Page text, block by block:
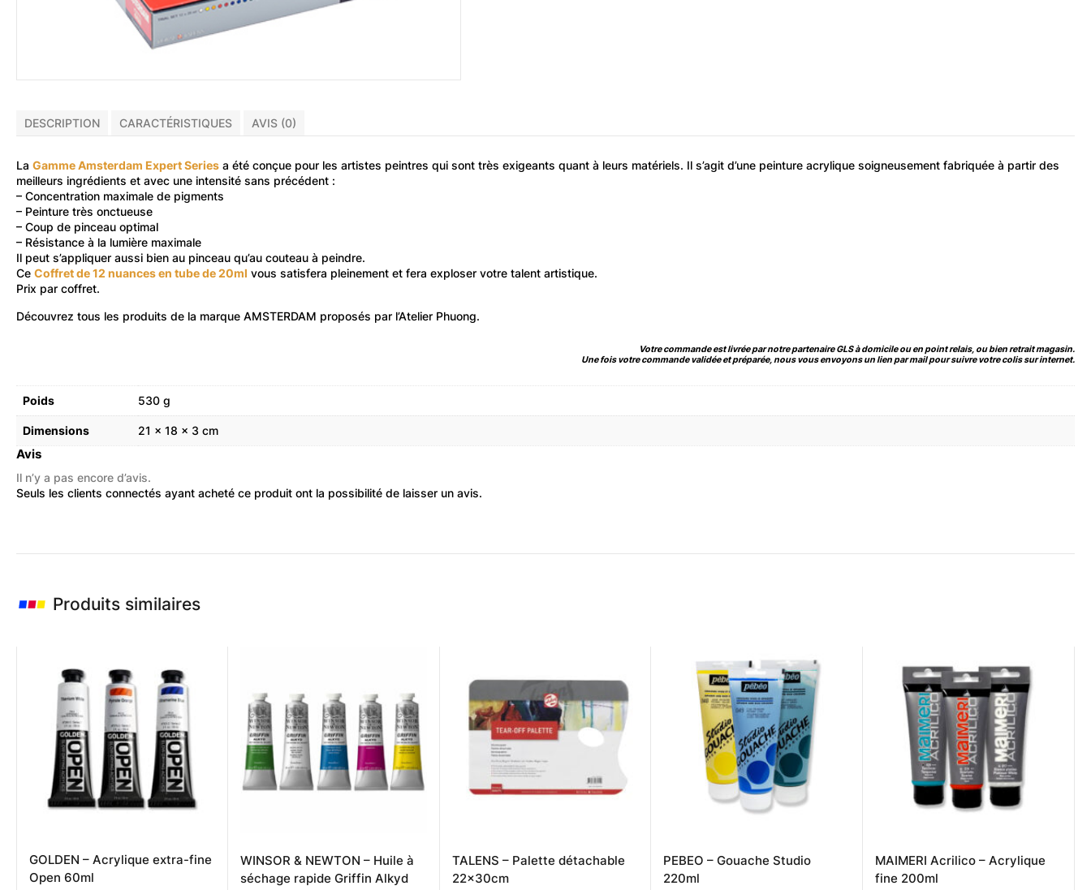
DESCRIPTION CARACTÉRISTIQUES AVIS (0)
La Gamme Amsterdam Expert Series a été conçue pour les artistes peintres qui sont très exigeants quant à leurs matériels. Il s’agit d’une peinture acrylique soigneusement fabriquée à partir des
meilleurs ingrédients et avec une intensité sans précédent :
– Concentration maximale de pigments
– Peinture très onctueuse
– Coup de pinceau optimal
– Résistance à la lumière maximale
Il peut s’appliquer aussi bien au pinceau qu’au couteau à peindre.
Ce Coffret de 12 nuances en tube de 20ml vous satisfera pleinement et fera exploser votre talent artistique.
Prix par coffret.
Découvrez tous les produits de la marque AMSTERDAM proposés par l’Atelier Phuong.
Votre commande est livrée par notre partenaire GLS à domicile ou en point relais, ou bien retrait magasin.
Une fois votre commande validée et préparée, nous vous envoyons un lien par mail pour suivre votre colis sur internet.
Poids 530 g
Dimensions 21 × 18 × 3 cm
Avis
Il n’y a pas encore d’avis.
Seuls les clients connectés ayant acheté ce produit ont la possibilité de laisser un avis.
Produits similaires
GOLDEN – Acrylique extra-fine
Open 60ml
WINSOR & NEWTON – Huile à
séchage rapide Griffin Alkyd
TALENS – Palette détachable
22x30cm
PEBEO – Gouache Studio
220ml
MAIMERI Acrilico – Acrylique
fine 200ml